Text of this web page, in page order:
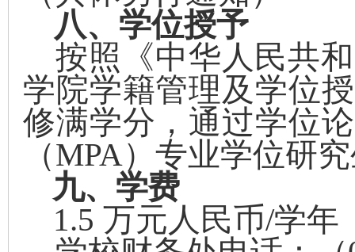
八、学位授予
按照《中华人民共
学院学籍管理及学位
修满学分，通过学位论
（MPA）专业学位研
九、学费
1.5 万元人民币/学年